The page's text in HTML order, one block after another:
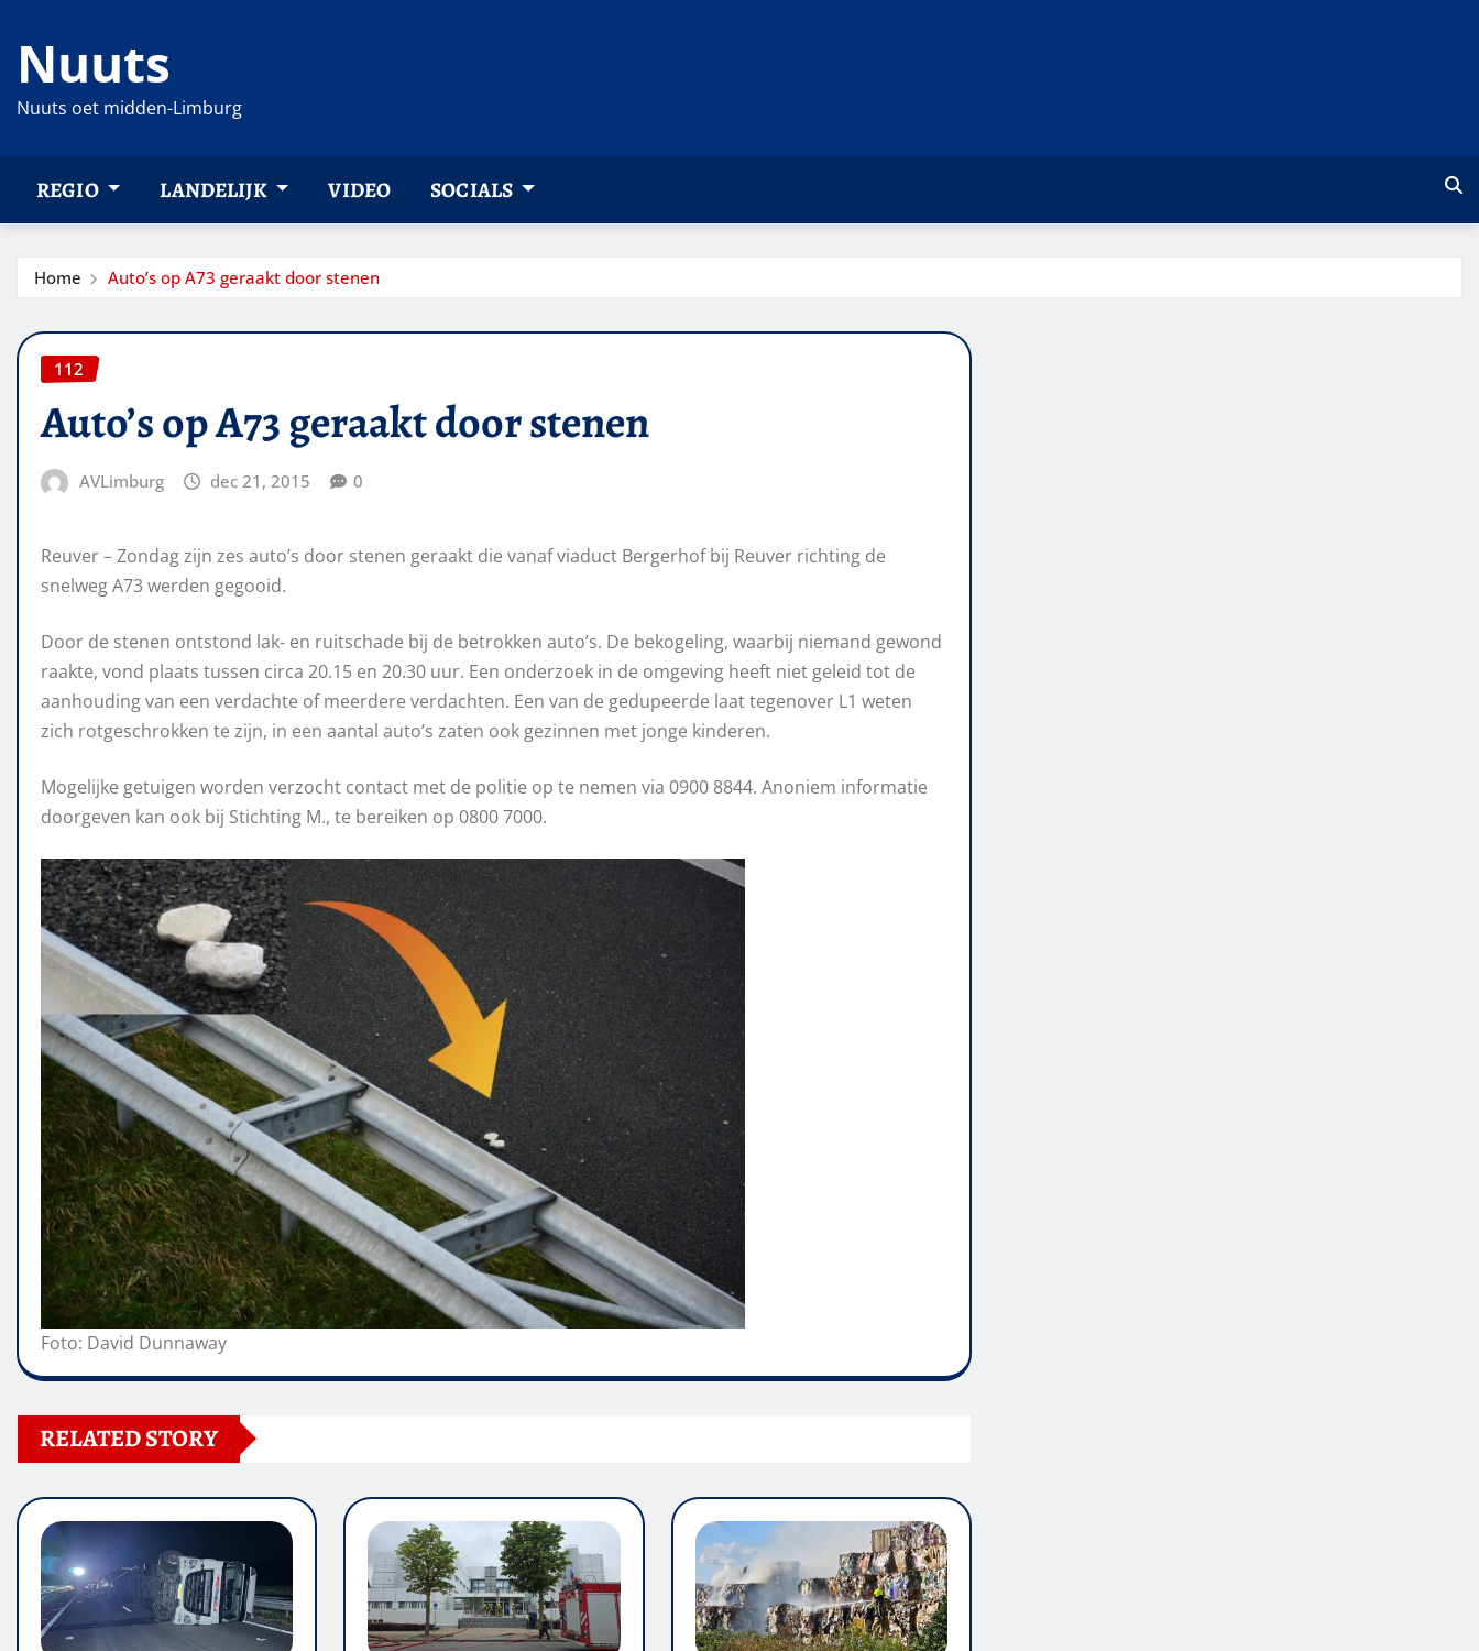
naar
inhoud
Nuuts
Nuuts oet midden-Limburg
REGIO LANDELIJK VIDEO SOCIALS
Home Auto’s op A73 geraakt door stenen
112
Auto’s op A73 geraakt door stenen
AVLimburg dec 21, 2015 0
Reuver – Zondag zijn zes auto’s door stenen geraakt die vanaf viaduct Bergerhof bij Reuver richting de
snelweg A73 werden gegooid.
Door de stenen ontstond lak- en ruitschade bij de betrokken auto’s. De bekogeling, waarbij niemand gewond
raakte, vond plaats tussen circa 20.15 en 20.30 uur. Een onderzoek in de omgeving heeft niet geleid tot de
aanhouding van een verdachte of meerdere verdachten. Een van de gedupeerde laat tegenover L1 weten
zich rotgeschrokken te zijn, in een aantal auto’s zaten ook gezinnen met jonge kinderen.
Mogelijke getuigen worden verzocht contact met de politie op te nemen via 0900 8844. Anoniem informatie
doorgeven kan ook bij Stichting M., te bereiken op 0800 7000.
Foto: David Dunnaway
RELATED STORY